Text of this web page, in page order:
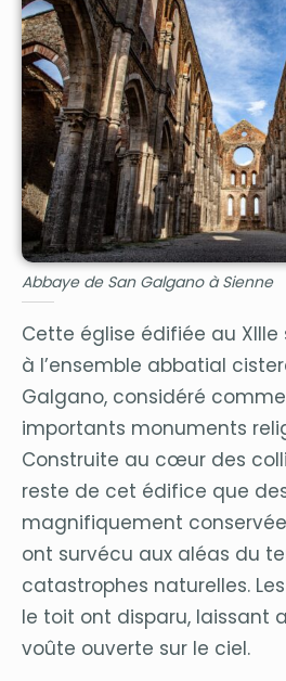
Abbaye de San Galgano à Sienne
Cette église édifiée au
à l’ensemble abbatial
Galgano, considéré comme
importants monuments
Construite au cœur des
reste de cet édifice que
magnifiquement
ont survécu aux aléas du
catastrophes naturelles.
le toit ont disparu, laissant
voûte ouverte sur le ciel.